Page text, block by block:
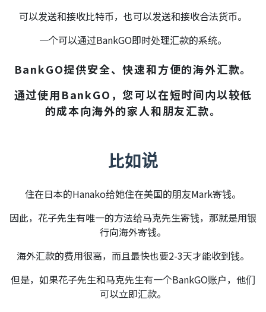
可以发送和接收比特币，也可以发送和接收合法货币。
一个可以通过BankGO即时处理汇款的系统。
BankGO提供安全、快速和方便的海外汇款。
通过使用BankGO，您可以在短时间内以较低
的成本向海外的家人和朋友汇款。
比如说
住在日本的Hanako给她住在美国的朋友Mark寄钱。
因此，花子先生有唯一的方法给马克先生寄钱，那就是用银
行向海外寄钱。
海外汇款的费用很高，而且最快也要2-3天才能收到钱。
但是，如果花子先生和马克先生有一个BankGO账户，他们
可以立即汇款。